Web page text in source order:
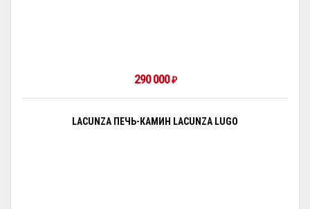
290 000 ₽
LACUNZA ПЕЧЬ-КАМИН LACUNZA LUGO